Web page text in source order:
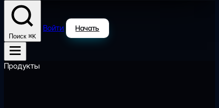
Поиск ⌘K
Войти Начать
Продукты